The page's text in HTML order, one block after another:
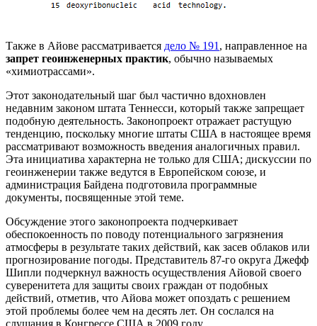
Также в Айове рассматривается дело № 191 , направленное на
запрет геоинженерных практик, обычно называемых
«химиотрассами».
Этот законодательный шаг был частично вдохновлен
недавним законом штата Теннесси, который также запрещает
подобную деятельность. Законопроект отражает растущую
тенденцию, поскольку многие штаты США в настоящее время
рассматривают возможность введения аналогичных правил.
Эта инициатива характерна не только для США; дискуссии по
геоинженерии также ведутся в Европейском союзе, и
администрация Байдена подготовила программные
документы, посвященные этой теме.
Обсуждение этого законопроекта подчеркивает
обеспокоенность по поводу потенциального загрязнения
атмосферы в результате таких действий, как засев облаков или
прогнозирование погоды. Представитель 87-го округа Джефф
Шипли подчеркнул важность осуществления Айовой своего
суверенитета для защиты своих граждан от подобных
действий, отметив, что Айова может опоздать с решением
этой проблемы более чем на десять лет. Он сослался на
слушания в Конгрессе США в 2009 году